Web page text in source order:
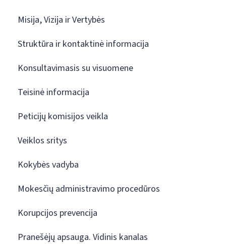
Misija, Vizija ir Vertybės
Struktūra ir kontaktinė informacija
Konsultavimasis su visuomene
Teisinė informacija
Peticijų komisijos veikla
Veiklos sritys
Kokybės vadyba
Mokesčių administravimo procedūros
Korupcijos prevencija
Pranešėjų apsauga. Vidinis kanalas